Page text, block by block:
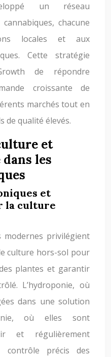
un réseau
chacune
locales et aux
Cette stratégie
de répondre
croissante de
marchés tout en
de qualité élevés.
et
les
et
la culture
modernes privilégient
culture hors-sol pour
plantes et garantir
L’hydroponie, où
dans une solution
où elles sont
et régulièrement
contrôle précis des